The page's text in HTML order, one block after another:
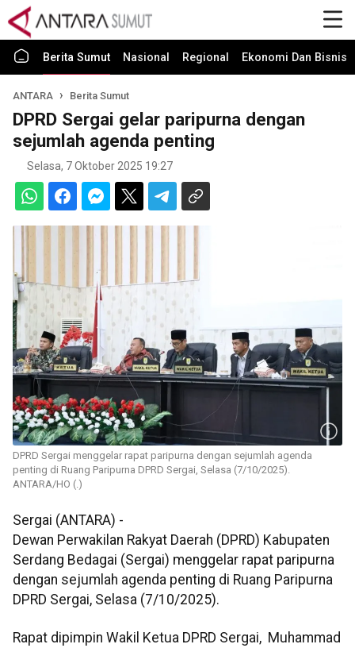
Berita Sumut Nasional Regional Ekonomi Dan Bisnis
ANTARA Berita Sumut
DPRD Sergai gelar paripurna dengan
sejumlah agenda penting
Selasa, 7 Oktober 2025 19:27
DPRD Sergai menggelar rapat paripurna dengan sejumlah agenda
penting di Ruang Paripurna DPRD Sergai, Selasa (7/10/2025).
ANTARA/HO (.)
Sergai (ANTARA) -
Dewan Perwakilan Rakyat Daerah (DPRD) Kabupaten
Serdang Bedagai (Sergai) menggelar rapat paripurna
dengan sejumlah agenda penting di Ruang Paripurna
DPRD Sergai, Selasa (7/10/2025).
Rapat dipimpin Wakil Ketua DPRD Sergai, Muhammad